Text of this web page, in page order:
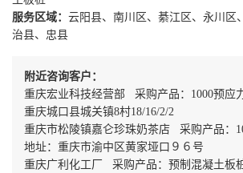
服务区域： 云阳县、南川区、綦江区、永川区
治县、忠县
附近咨询客户：
重庆宏业科技经营部 采购产品：1000预应
重庆城口县城关镇8村18/16/2/2
重庆市松陵镇嘉仑珍珠奶茶店 采购产品：
地址：重庆市渝中区黄家垭口９６号
重庆广利化工厂 采购产品：预制混凝土板